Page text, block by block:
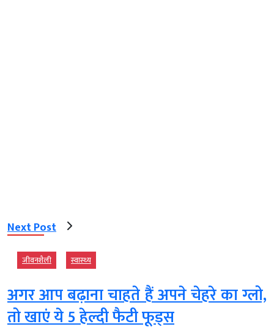
Next Post
जीवनशैली स्‍वास्‍थ्‍य
अगर आप बढ़ाना चाहते हैं अपने चेहरे का ग्लो,
तो खाएं ये 5 हेल्दी फैटी फूड्स